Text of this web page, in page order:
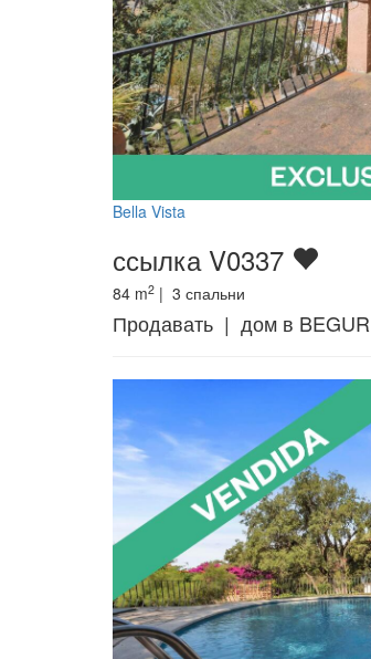
Bella Vista
ссылка V0337
84 m2 | 3 спальни
Продавать | дом в BEGUR